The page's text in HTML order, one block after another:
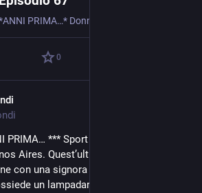
0
PRIMA… *** Sport Johnny viene portato
Aires. Quest’ultimo è deciso a
con una signora del posto: Donna
un lampadario unico nel suo